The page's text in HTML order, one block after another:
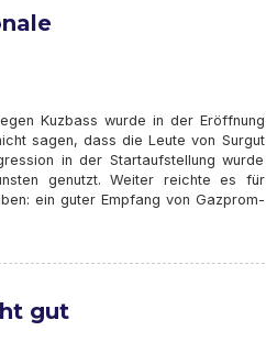
Kuzbass wurde in der Eröffnung
sagen, dass die Leute von Surgut
in der Startaufstellung wurde
genutzt. Weiter reichte es für
ein guter Empfang von Gazprom-
gut